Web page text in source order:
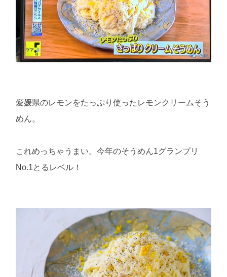
愛媛県のレモンをたっぷり使ったレモンクリームそう
めん。
これめっちゃうまい。今年のそうめん1グランプリ
No.1とるレベル！